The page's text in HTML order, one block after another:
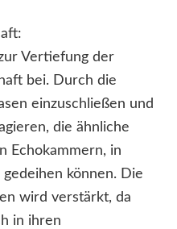
Vertiefung der
bei. Durch die
einzuschließen und
die ähnliche
Echokammern, in
können. Die
wird verstärkt, da
in ihren